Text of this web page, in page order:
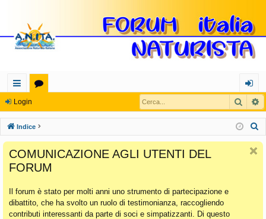
oll
eg
a
m
en
ti
Ra
u
m
og
in
Login Cerca
Indice
COMUNICAZIONE AGLI UTENTI DEL
FORUM
Il forum è stato per molti anni uno strumento di partecipazione e
dibattito, che ha svolto un ruolo di testimonianza, raccogliendo
contributi interessanti da parte di soci e simpatizzanti. Di questo